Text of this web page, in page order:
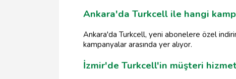
Ankara'da Turkcell ile hangi
Ankara'da Turkcell, yeni abonelere özel
kampanyalar arasında yer alıyor.
İzmir'de Turkcell'in müşteri